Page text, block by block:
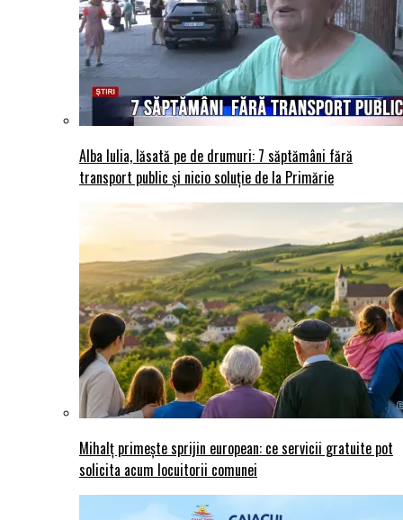
Alba Iulia, lăsată pe de drumuri: 7 săptămâni fără
transport public și nicio soluție de la Primărie
Mihalț primește sprijin european: ce servicii gratuite pot
solicita acum locuitorii comunei